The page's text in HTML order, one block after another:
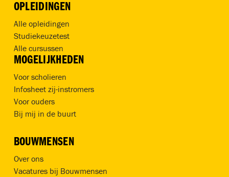
OPLEIDINGEN
Alle opleidingen
Studiekeuzetest
Alle cursussen
MOGELIJKHEDEN
Voor scholieren
Infosheet zij-instromers
Voor ouders
Bij mij in de buurt
BOUWMENSEN
Over ons
Vacatures bij Bouwmensen